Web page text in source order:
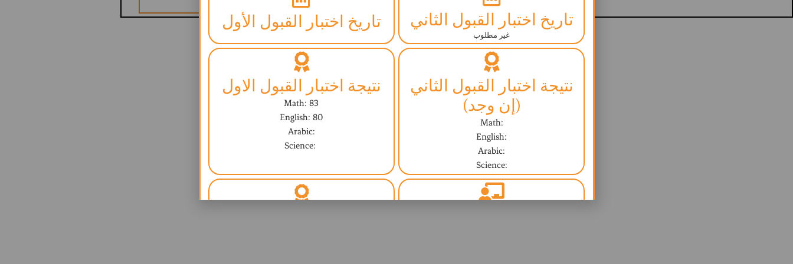
تاريخ اختبار القبول الأول تاريخ اختبار القبول الثاني
غير مطلوب
نتيجة اختبار القبول الاول
Math: 83
English: 80
Arabic:
Science:
نتيجة اختبار القبول الثاني
(إن وجد)
Math:
English:
Arabic:
Science: